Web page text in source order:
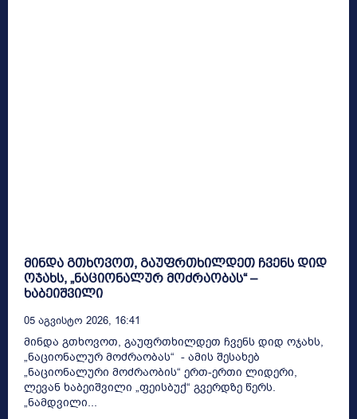
მინდა გთხოვოთ, გაუფრთხილდეთ ჩვენს დიდ
ოჯახს, „ნაციონალურ მოძრაობას“ –
ხაბეიშვილი
05 Აგვისტო 2026, 16:41
მინდა გთხოვოთ, გაუფრთხილდეთ ჩვენს დიდ ოჯახს,
„ნაციონალურ მოძრაობას“ - ამის შესახებ
„ნაციონალური მოძრაობის“ ერთ-ერთი ლიდერი,
ლევან ხაბეიშვილი „ფეისბუქ“ გვერდზე წერს.
„ნამდვილი...